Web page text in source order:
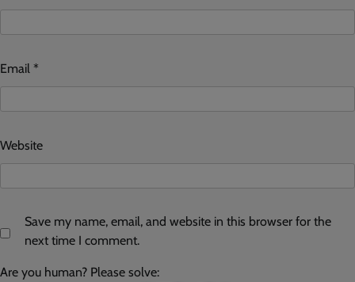
Email *
Website
Save my name, email, and website in this browser for the
next time I comment.
Are you human? Please solve: